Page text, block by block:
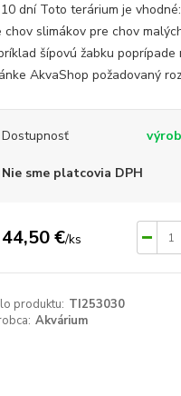
dní Toto terárium je
chov slimákov pre chov
šípovú žabku
AkvaShop požadovaný
Dostupnosť
Nie sme platcovia DPH
44,50 €/ks
produktu: TI253030
Akvárium